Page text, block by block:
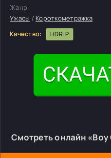
Жанр:
Ужасы / Короткометражка
Качество:
HDRIP
Смотреть онлайн «Boy